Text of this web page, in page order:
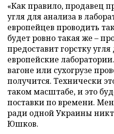
«Как правило, продавец
угля для анализа в
европейцев проводить
будет ровно такая же –
предоставит горстку
европейские
вагоне или сухогрузе
получится. Технически
таком масштабе, и это
поставки по времени.
ради одной Украины
Юшков.